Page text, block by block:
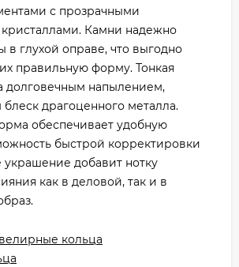
с прозрачными
Камни надежно
в глухой оправе, что выгодно
правильную форму. Тонкая
долговечным напылением,
драгоценного металла.
обеспечивает удобную
быстрой корректировки
украшение добавит нотку
как в деловой, так и в
кольца